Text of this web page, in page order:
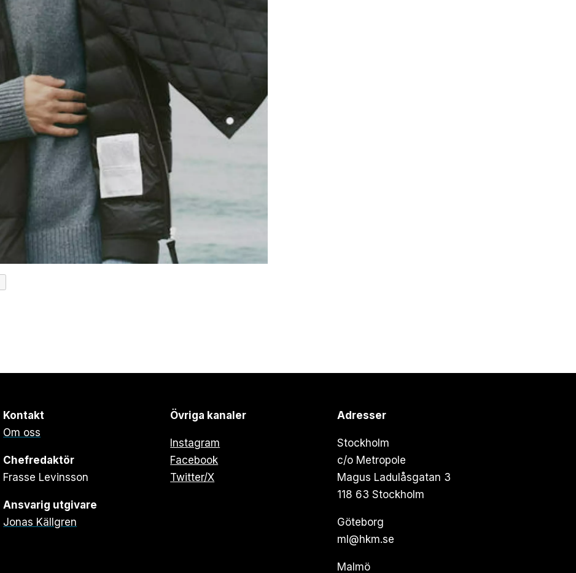
Kontakt
Om oss
Chefredaktör
Frasse Levinsson
Ansvarig utgivare
Jonas Källgren
Övriga kanaler
Instagram
Facebook
Twitter/X
Adresser
Stockholm
c/o Metropole
Magus Ladulåsgatan 3
118 63 Stockholm
Göteborg
ml@hkm.se
Malmö